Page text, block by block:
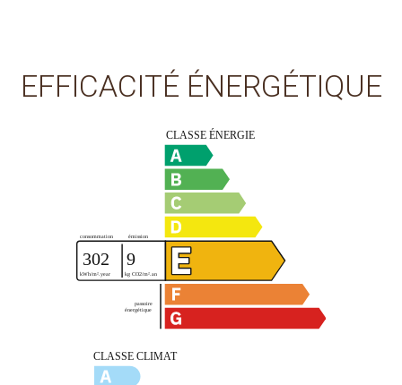
EFFICACITÉ ÉNERGÉTIQUE